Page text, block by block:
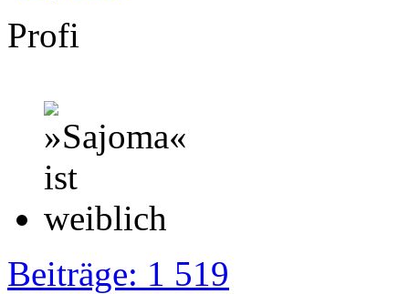
Profi
Beiträge: 1 519